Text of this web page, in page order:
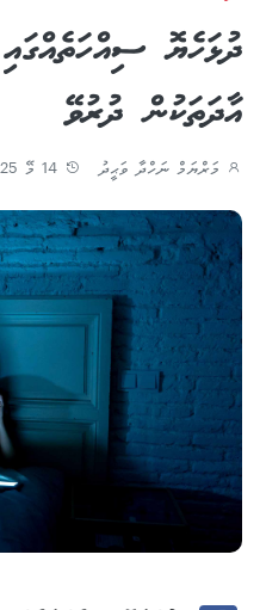
ދުޅަހެޔޮ
އާދަތަކުން ދުރުވޭ
މަރްޔަމް ނަހްދާ ވަޙީދު